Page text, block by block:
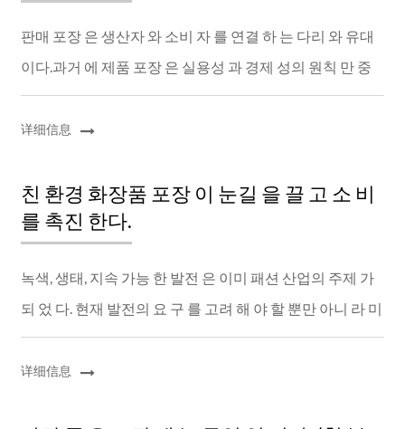
판매 포장 은 생산자 와 소비 자 를 연결 하 는 다리 와 유대
이다.과거 에 제품 포장 은 실용성 과 경제 성의 원칙 만 중
시 했다.현재 성공 적 인 포장 디자인 은 제품 을 보호 하고
소비자 의 구 매 를 유도 할 수...
详细信息
친 환경 화장품 포장 이 눈길 을 끌 고 소 비
를 촉진 한다.
녹색, 생태, 지속 가능 한 발전 은 이미 패션 산업의 주제 가
되 었 다. 현재 발전의 요 구 를 고려 해 야 할 뿐만 아니 라 미
래 발전의 전망 도 고려 해 야 한다. 후손 들 의 이익 을 희생
하여 경제 발전 과 이익 ...
详细信息